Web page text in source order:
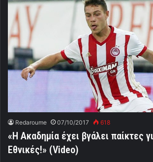
Redaroume 07/10/2017 618
«Η Ακαδημία έχει βγάλει παίκτες
Εθνικές!» (Video)